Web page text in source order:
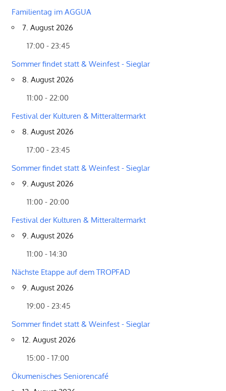
Familientag im AGGUA
7. August 2026
17:00 - 23:45
Sommer findet statt & Weinfest - Sieglar
8. August 2026
11:00 - 22:00
Festival der Kulturen & Mitteraltermarkt
8. August 2026
17:00 - 23:45
Sommer findet statt & Weinfest - Sieglar
9. August 2026
11:00 - 20:00
Festival der Kulturen & Mitteraltermarkt
9. August 2026
11:00 - 14:30
Nächste Etappe auf dem TROPFAD
9. August 2026
19:00 - 23:45
Sommer findet statt & Weinfest - Sieglar
12. August 2026
15:00 - 17:00
Ökumenisches Seniorencafé